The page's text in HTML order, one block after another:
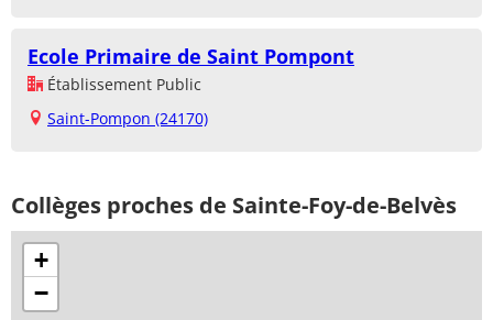
Ecole Primaire de Saint Pompont
Établissement Public
Saint-Pompon (24170)
Collèges proches de Sainte-Foy-de-Belvès
+
−